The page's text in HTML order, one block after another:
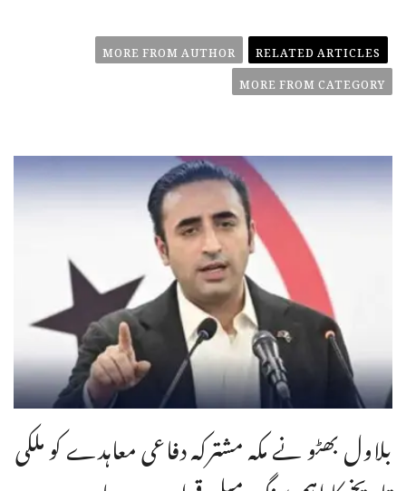
RELATED ARTICLES
MORE FROM AUTHOR
MORE FROM CATEGORY
بلاول بھٹو نے مکہ مشترکہ دفاعی معاہدے کو ملکی